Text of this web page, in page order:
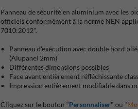
Panneau de sécurité en aluminium avec les
officiels conformément à la norme NEN
7010:2012".
Panneau d'exécution avec double bord
(Alupanel 2mm)
Différentes dimensions possibles
Face avant entièrement réfléchissante
Impression entièrement modifiable dans
Cliquez sur le bouton "Personnaliser" ou "